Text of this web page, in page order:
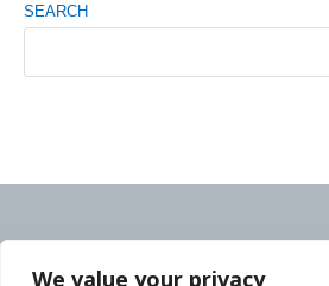
We value your privacy
SEARCH